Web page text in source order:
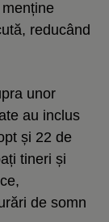
reducând
unor
au inclus
și 22 de
tineri și
de somn